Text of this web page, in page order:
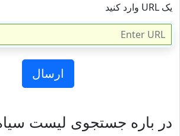
یک URL وارد کنید
در باره جستجوی لیست سیاه